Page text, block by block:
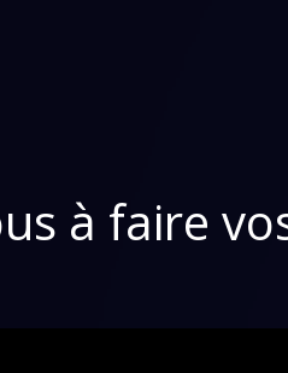
à faire